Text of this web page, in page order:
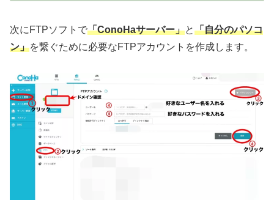
次にFTPソフトで「ConoHaサーバー」と「自分のパソコ
ン」を繋ぐために必要なFTPアカウントを作成します。